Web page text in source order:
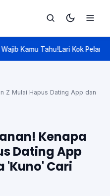
Hype. Real Talk.
Lari Kok Pelan? Kenalan Sama
Z Mulai Hapus Dating App dan
Kenapa
Dating App
'Kuno' Cari